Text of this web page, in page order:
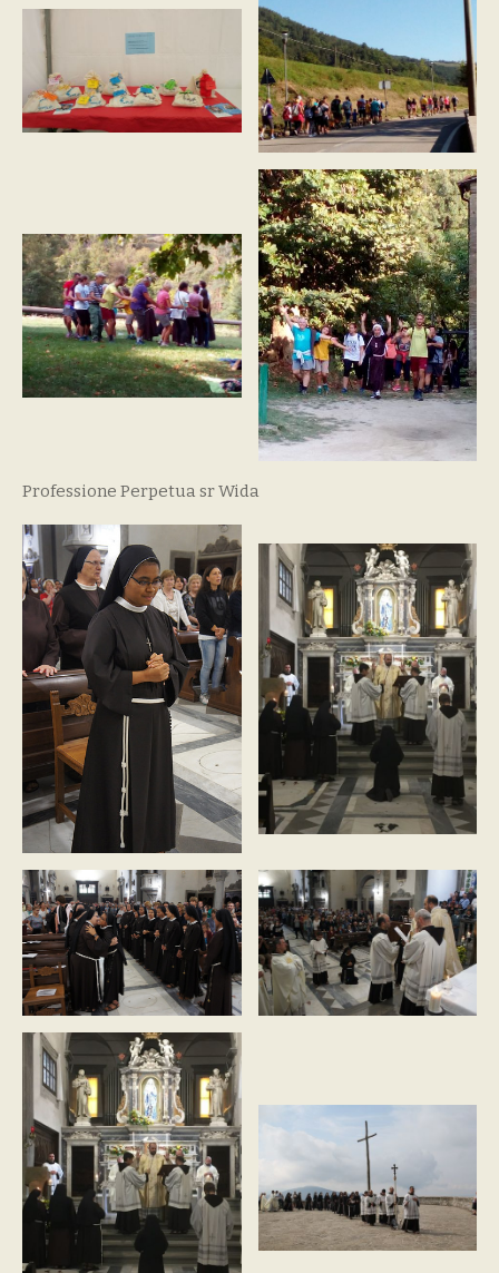
Professione Perpetua sr Wida